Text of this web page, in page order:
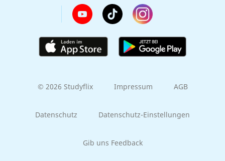
© 2026 Studyflix Impressum AGB
Datenschutz Datenschutz-Einstellungen
Gib uns Feedback